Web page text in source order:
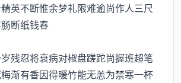
英不断惟余梦礼限难逾尚作人三尺
断纸钱春
忍将衰病对椒盘蹉跎尚握班超笔
渐有香因得暖竹能无恙为禁寒一杯